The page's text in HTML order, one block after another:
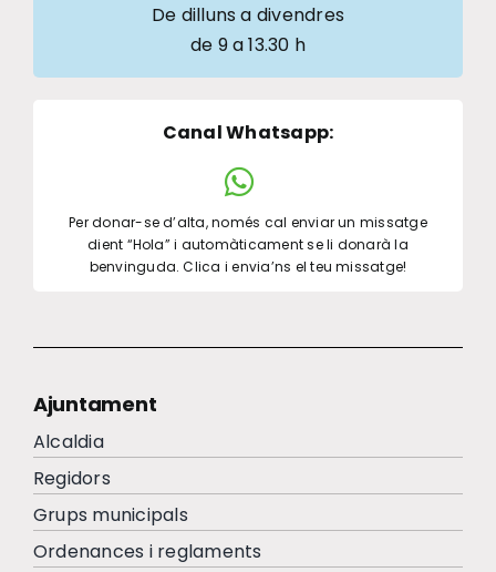
De dilluns a divendres
de 9 a 13.30 h
Canal Whatsapp:
Per donar-se d’alta, només cal enviar un missatge
dient “Hola” i automàticament se li donarà la
benvinguda. Clica i envia’ns el teu missatge!
Ajuntament
Alcaldia
Regidors
Grups municipals
Ordenances i reglaments